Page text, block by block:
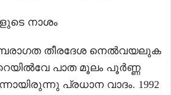
നാശം
തീരദേശ നെൽവയലുക
പാത മൂലം പൂർണ്ണ
പ്രധാന വാദം. 1992